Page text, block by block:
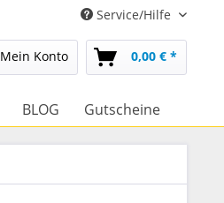
Service/Hilfe
Mein Konto 0,00 € *
BLOG Gutscheine